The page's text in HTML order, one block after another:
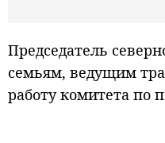
Председатель
семьям, ведущим
работу комитета по